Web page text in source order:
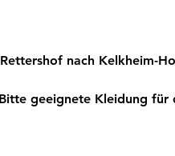
nach Kelkheim-
Bitte geeignete Kleidung für